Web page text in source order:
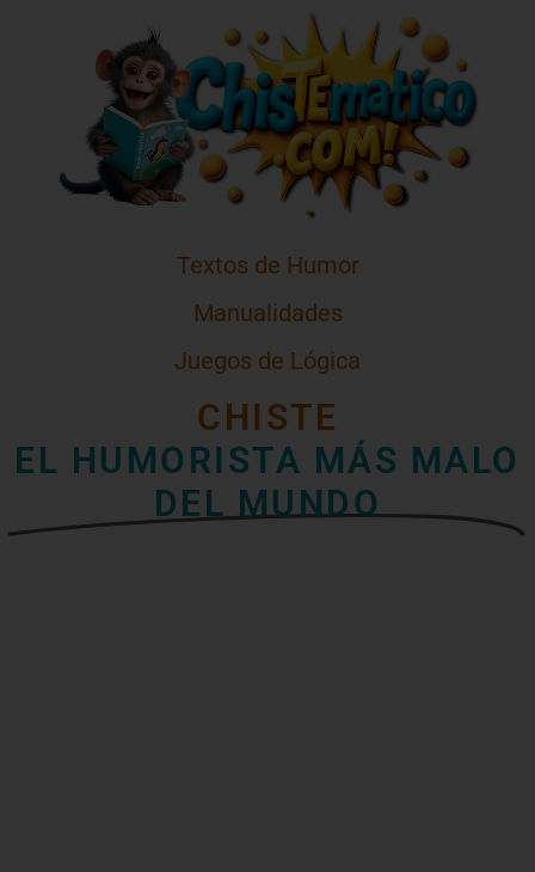
Textos de Humor
Manualidades
Juegos de Lógica
CHISTE
EL HUMORISTA MÁS MALO
DEL MUNDO